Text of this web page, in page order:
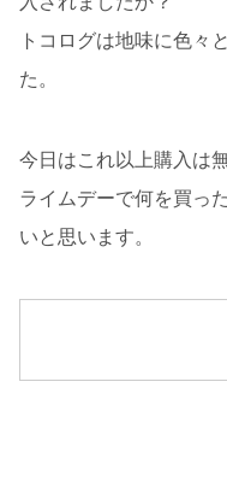
トコログは地味に色々
た。
今日はこれ以上購入は
ライムデーで何を買っ
いと思います。